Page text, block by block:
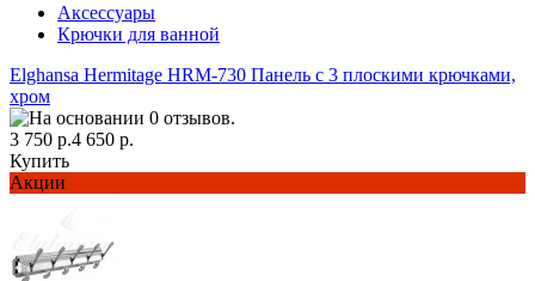
Аксессуары
Крючки для ванной
Elghansa Hermitage HRM-730 Панель с 3 плоскими крючками,
хром
3 750 р.4 650 р.
Купить
Акции